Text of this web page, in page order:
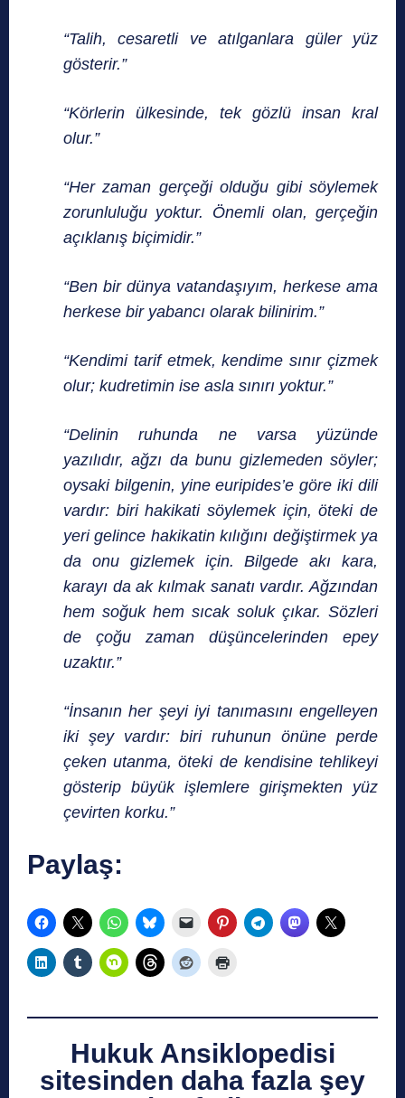
“Talih, cesaretli ve atılganlara güler yüz
gösterir.”
“Körlerin ülkesinde, tek gözlü insan kral
olur.”
“Her zaman gerçeği olduğu gibi söylemek
zorunluluğu yoktur. Önemli olan, gerçeğin
açıklanış biçimidir.”
“Ben bir dünya vatandaşıyım, herkese ama
herkese bir yabancı olarak bilinirim.”
“Kendimi tarif etmek, kendime sınır çizmek
olur; kudretimin ise asla sınırı yoktur.”
“Delinin ruhunda ne varsa yüzünde
yazılıdır, ağzı da bunu gizlemeden söyler;
oysaki bilgenin, yine euripides’e göre iki dili
vardır: biri hakikati söylemek için, öteki de
yeri gelince hakikatin kılığını değiştirmek ya
da onu gizlemek için. Bilgede akı kara,
karayı da ak kılmak sanatı vardır. Ağzından
hem soğuk hem sıcak soluk çıkar. Sözleri
de çoğu zaman düşüncelerinden epey
uzaktır.”
“İnsanın her şeyi iyi tanımasını engelleyen
iki şey vardır: biri ruhunun önüne perde
çeken utanma, öteki de kendisine tehlikeyi
gösterip büyük işlemlere girişmekten yüz
çevirten korku.”
Paylaş:
Hukuk Ansiklopedisi
sitesinden daha fazla şey